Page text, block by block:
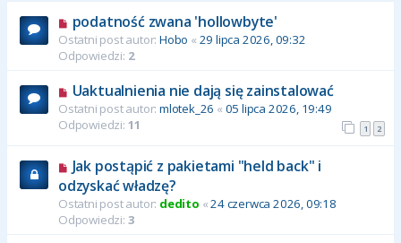
podatność zwana 'hollowbyte'
Ostatni post autor: Hobo « 29 lipca 2026, 09:32
Odpowiedzi: 2
Uaktualnienia nie dają się zainstalować
Ostatni post autor: mlotek_26 « 05 lipca 2026, 19:49
Odpowiedzi: 11 1 2
Jak postąpić z pakietami "held back" i
odzyskać władzę?
Ostatni post autor: dedito «24 czerwca 2026, 09:18
Odpowiedzi: 3